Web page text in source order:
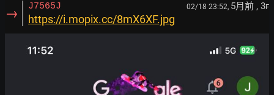
→ J7565J 02/18 23:52, 5月前 , 3F
https://i.mopix.cc/8mX6XF.jpg